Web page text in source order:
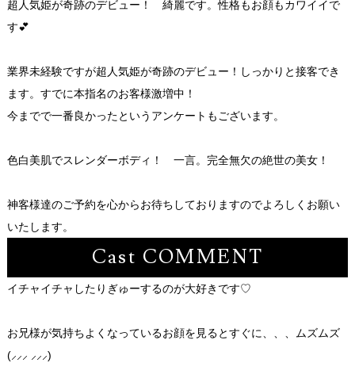
超人気姫が奇跡のデビュー！ 綺麗です。性格もお顔もカワイイで
す💕
業界未経験ですが超人気姫が奇跡のデビュー！しっかりと接客でき
ます。すでに本指名のお客様激増中！
今までで一番良かったというアンケートもございます。
色白美肌でスレンダーボディ！ 一言。完全無欠の絶世の美女！
神客様達のご予約を心からお待ちしておりますのでよろしくお願い
いたします。
Cast COMMENT
イチャイチャしたりぎゅーするのが大好きです♡
お兄様が気持ちよくなっているお顔を見るとすぐに、、、ムズムズ
(⸝⸝⸝ ⸝⸝⸝)